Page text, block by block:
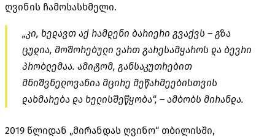
ღვინის ჩამოსასხმელი.
„კი, ხედავთ აქ რამდენი ბარიერი გვაქვს – გზა
ცუდია, მოშორებული ვართ გარესამყაროს და ბევრი
პრობლემაა. ამიტომ, განსაკუთრებით
მნიშვნელოვანია მცირე მეწარმეებისთვის
დახმარება და ხელისშეწყობა“, – ამბობს მირანდა.
2019 წლიდან „მირანდას ღვინო“ თბილისში,